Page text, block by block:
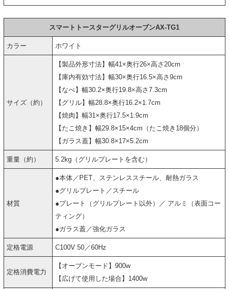
スマートトースターグリルオーブンAX-TG1
カラー ホワイト
サイズ（約）
【製品外形寸法】幅41×奥行26×高さ20cm
【庫内有効寸法】幅30×奥行16.5×高さ9cm
【なべ】幅30.2×奥行19.8×高さ7.3cm
【グリル】幅28.8×奥行16.2×1.7cm
【焼肉】幅31×奥行17.5×1.9cm
【たこ焼き】幅29.8×15×4cm（たこ焼き18個分）
【ガラス蓋】幅30.8×17×5.2cm
重量（約） 5.2kg（グリルプレートを含む）
材質
●本体／PET、ステンレススチール、耐熱ガラス
●グリルプレート／スチール
●プレート（グリルプレート以外）／ アルミ（表面コー
ティング）
●ガラス蓋／強化ガラス
定格電源 C100V 50／60Hz
定格消費電力
【オーブンモード】900w
【広げて使用した場合】1400w